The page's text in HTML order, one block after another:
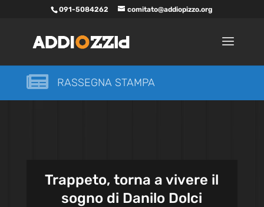
091-5084262 comitato@addiopizzo.org
 RASSEGNA STAMPA
Trappeto, torna a vivere il
sogno di Danilo Dolci